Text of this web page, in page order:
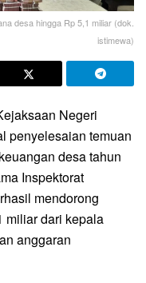
desa hingga Rp 5,1 miliar (dok.
istimewa)
Negeri
penyelesaian temuan
desa tahun
Inspektorat
mendorong
miliar dari kepala
anggaran